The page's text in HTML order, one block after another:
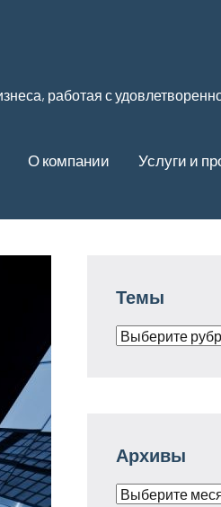
работая с
О компании Услуги и
Темы
Архивы